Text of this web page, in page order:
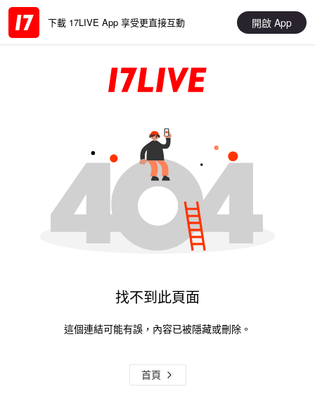
下載 17LIVE App 享受更直接互動 開啟 App
找不到此頁面
這個連結可能有誤，內容已被隱藏或刪除。
首頁